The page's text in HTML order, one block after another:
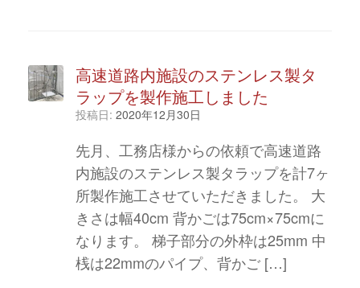
高速道路内施設のステンレス製タ
ラップを製作施工しました
投稿日: 2020年12月30日
先月、工務店様からの依頼で高速道路
内施設のステンレス製タラップを計7ヶ
所製作施工させていただきました。 大
きさは幅40cm 背かごは75cm×75cmに
なります。 梯子部分の外枠は25mm 中
桟は22mmのパイプ、背かご […]